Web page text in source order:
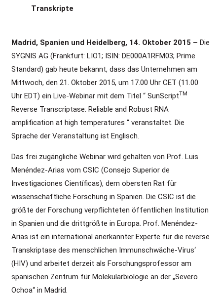
Transkripte
Madrid, Spanien und Heidelberg, 14. Oktober 2015 – Die
SYGNIS AG (Frankfurt: LIO1; ISIN: DE000A1RFM03; Prime
Standard) gab heute bekannt, dass das Unternehmen am
Mittwoch, den 21. Oktober 2015, um 17.00 Uhr CET (11.00
Uhr EDT) ein Live-Webinar mit dem Titel “ SunScriptTM
Reverse Transcriptase: Reliable and Robust RNA
amplification at high temperatures “ veranstaltet. Die
Sprache der Veranstaltung ist Englisch.
Das frei zugängliche Webinar wird gehalten von Prof. Luis
Menéndez-Arias vom CSIC (Consejo Superior de
Investigaciones Científicas), dem obersten Rat für
wissenschaftliche Forschung in Spanien. Die CSIC ist die
größte der Forschung verpflichteten öffentlichen Institution
in Spanien und die drittgrößte in Europa. Prof. Menéndez-
Arias ist ein international anerkannter Experte für die reverse
Transkriptase des menschlichen Immunschwäche-Virus‘
(HIV) und arbeitet derzeit als Forschungsprofessor am
spanischen Zentrum für Molekularbiologie an der „Severo
Ochoa“ in Madrid.